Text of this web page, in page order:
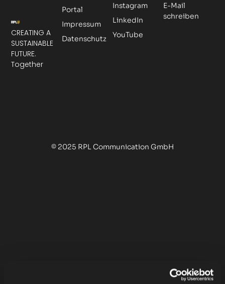
CREATING A
SUSTAINABLE
FUTURE.
Together
Portal
Impressum
Datenschutz
E-Mail
schreiben
Instagram
LinkedIn
YouTube
© 2025 RPL Communication GmbH